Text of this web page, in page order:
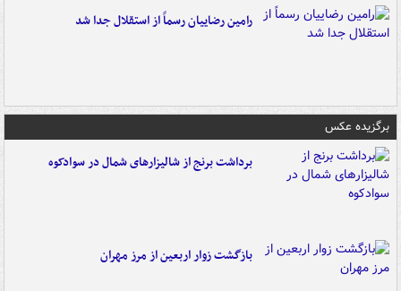
رامین رضاییان رسماً از استقلال جدا شد
برگزیده عکس
برداشت برنج از شالیزارهای شمال در سوادکوه
بازگشت زوار اربعین از مرز مهران